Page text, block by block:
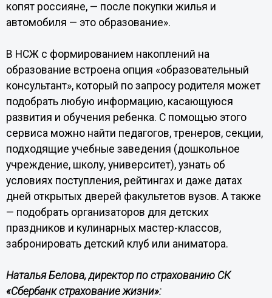
копят россияне, — после покупки жилья и
автомобиля — это образование».
В НСЖ с формированием накоплений на
образование встроена опция «образовательный
консультант», который по запросу родителя может
подобрать любую информацию, касающуюся
развития и обучения ребенка. С помощью этого
сервиса можно найти педагогов, тренеров, секции,
подходящие учебные заведения (дошкольное
учреждение, школу, университет), узнать об
условиях поступления, рейтингах и даже датах
дней открытых дверей факультетов вузов. А также
— подобрать организаторов для детских
праздников и кулинарных мастер-классов,
забронировать детский клуб или аниматора.
Наталья Белова, директор по страхованию СК
«Сбербанк страхование жизни»: